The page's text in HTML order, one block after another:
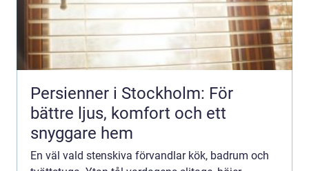
Persienner i Stockholm: För
bättre ljus, komfort och ett
snyggare hem
En väl vald stenskiva förvandlar kök, badrum och